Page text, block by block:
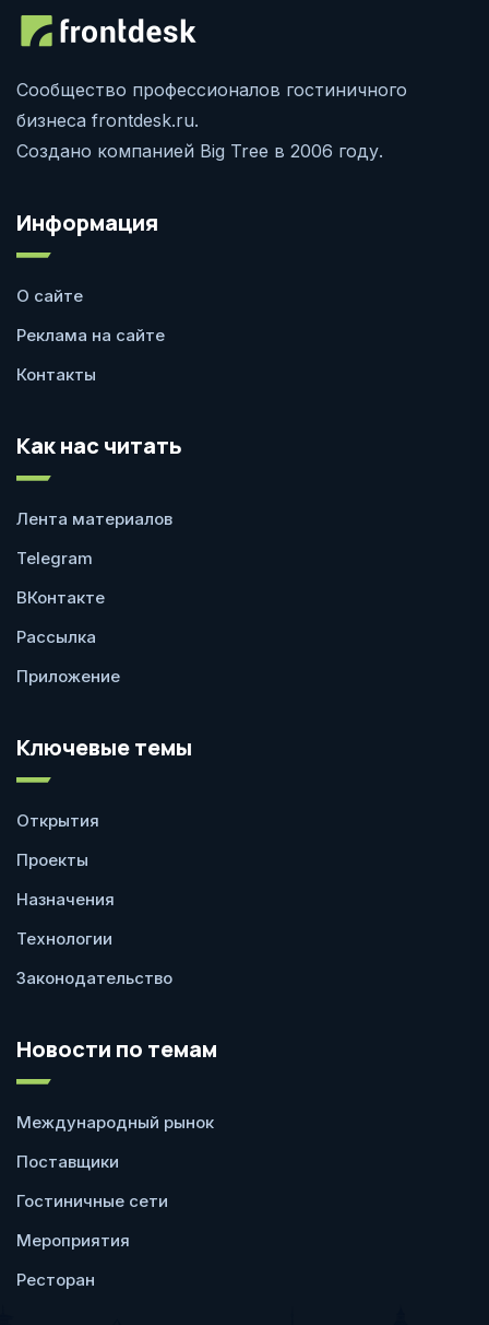
Сообщество профессионалов гостиничного
бизнеса frontdesk.ru.
Создано компанией Big Tree в 2006 году.
Информация
О сайте
Реклама на сайте
Контакты
Как нас читать
Лента материалов
Telegram
ВКонтакте
Рассылка
Приложение
Ключевые темы
Открытия
Проекты
Назначения
Технологии
Законодательство
Новости по темам
Международный рынок
Поставщики
Гостиничные сети
Мероприятия
Ресторан